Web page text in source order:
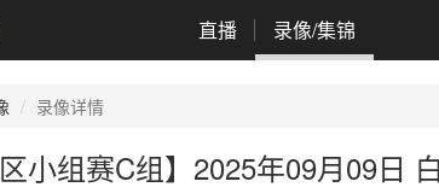
直播 录像/集锦
录像详情
区小组赛C组】2025年09月09日